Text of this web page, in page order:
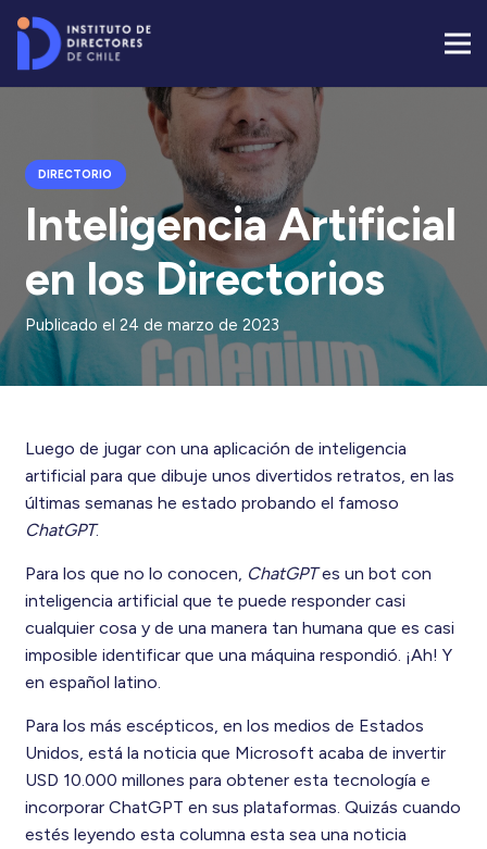
DIRECTORIO
Inteligencia Artificial
en los Directorios
Publicado el 24 de marzo de 2023
Luego de jugar con una aplicación de inteligencia
artificial para que dibuje unos divertidos retratos, en las
últimas semanas he estado probando el famoso
ChatGPT.
Para los que no lo conocen, ChatGPTes un bot con
inteligencia artificial que te puede responder casi
cualquier cosa y de una manera tan humana que es casi
imposible identificar que una máquina respondió. ¡Ah! Y
en español latino.
Para los más escépticos, en los medios de Estados
Unidos, está la noticia que Microsoft acaba de invertir
USD 10.000 millones para obtener esta tecnología e
incorporar ChatGPT en sus plataformas. Quizás cuando
estés leyendo esta columna esta sea una noticia